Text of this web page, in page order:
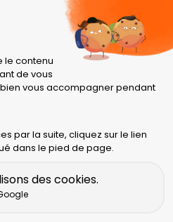
le contenu
de vous
vous accompagner pendant
par la suite, cliquez sur le lien
dans le pied de page.
des cookies.